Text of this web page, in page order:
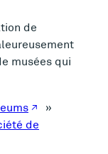
de
musées qui
»
de